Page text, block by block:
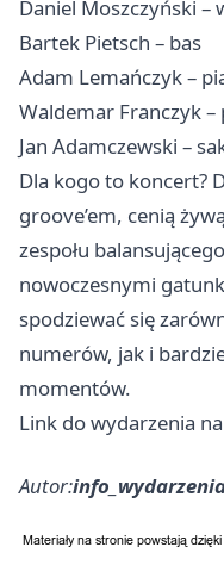
Daniel Moszczyński –
Bartek Pietsch – bas
Adam Lemańczyk –
Waldemar Franczyk –
Jan Adamczewski –
Dla kogo to koncert?
groove’em, cenią
zespołu
nowoczesnymi
spodziewać się
numerów, jak i
momentów.
Link do wydarzenia
Autor: